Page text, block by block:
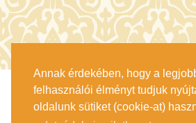
Annak érdekében, hogy a
felhasználói élményt tudjuk
oldalunk sütiket (cookie-at)